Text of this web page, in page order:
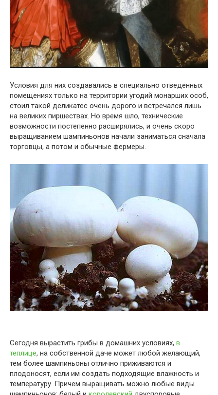
Условия для них создавались в специально отведенных
помещениях только на территории угодий монарших особ,
стоил такой деликатес очень дорого и встречался лишь
на великих пиршествах. Но время шло, технические
возможности постепенно расширялись, и очень скоро
выращиванием шампиньонов начали заниматься сначала
торговцы, а потом и обычные фермеры.
Сегодня вырастить грибы в домашних условиях, в
теплице, на собственной даче может любой желающий,
тем более шампиньоны отлично приживаются и
плодоносят, если им создать подходящие влажность и
температуру. Причем выращивать можно любые виды